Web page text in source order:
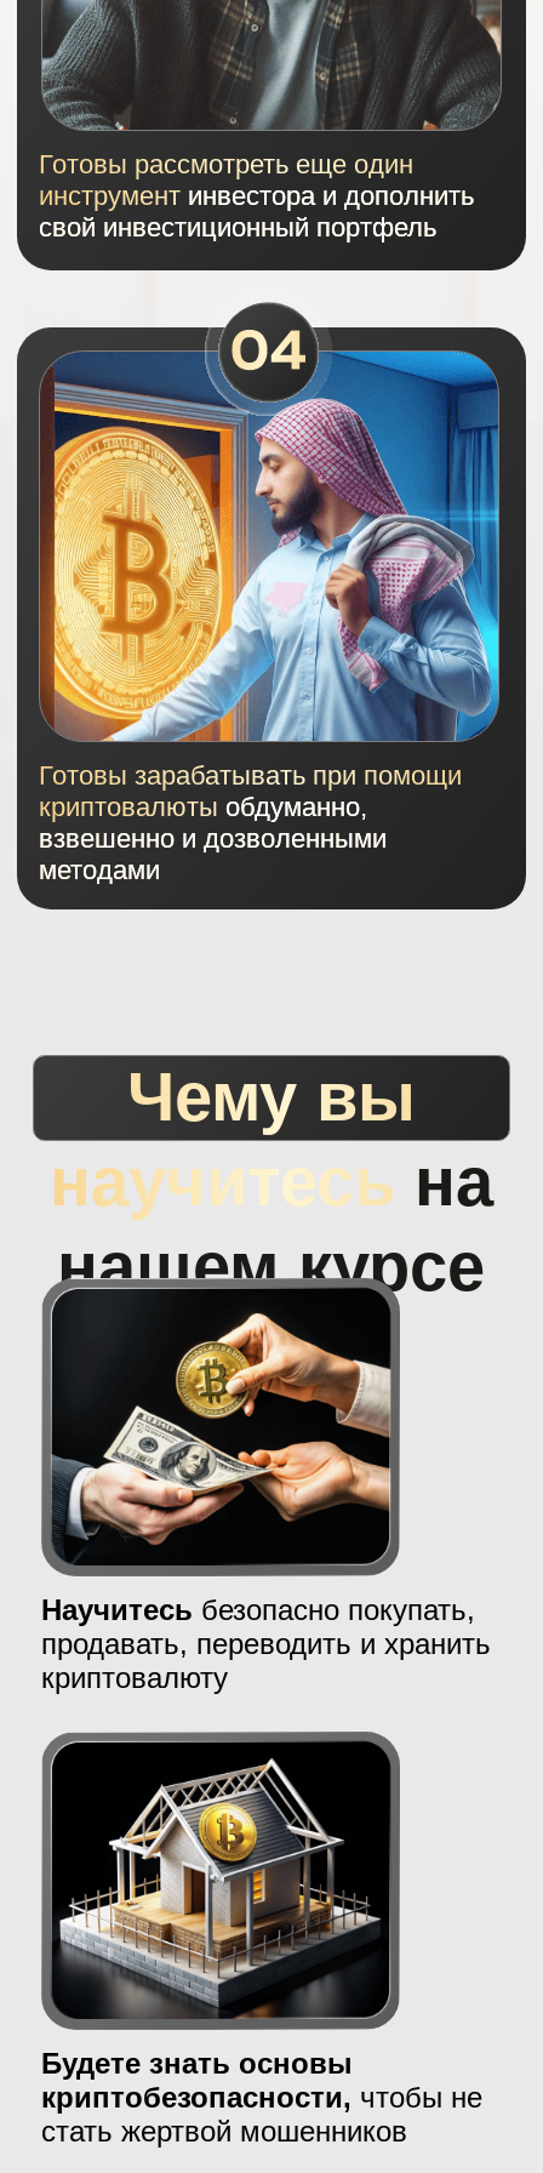
стратегии заработка,которые
существенно увеличат ваш депозит
Будете знать основы
криптобезопасности,
Поймете что такое Майнинг,
научитесь основам
фундаментального анализа
Сможете работать с
долгосрочным портфелем:
выбирать перспективные монеты и
зарабатывать на их кратном росте
Научитесь торговать, избегая
харамных инструментов,и
поймете как платить Закят с
криптовалют